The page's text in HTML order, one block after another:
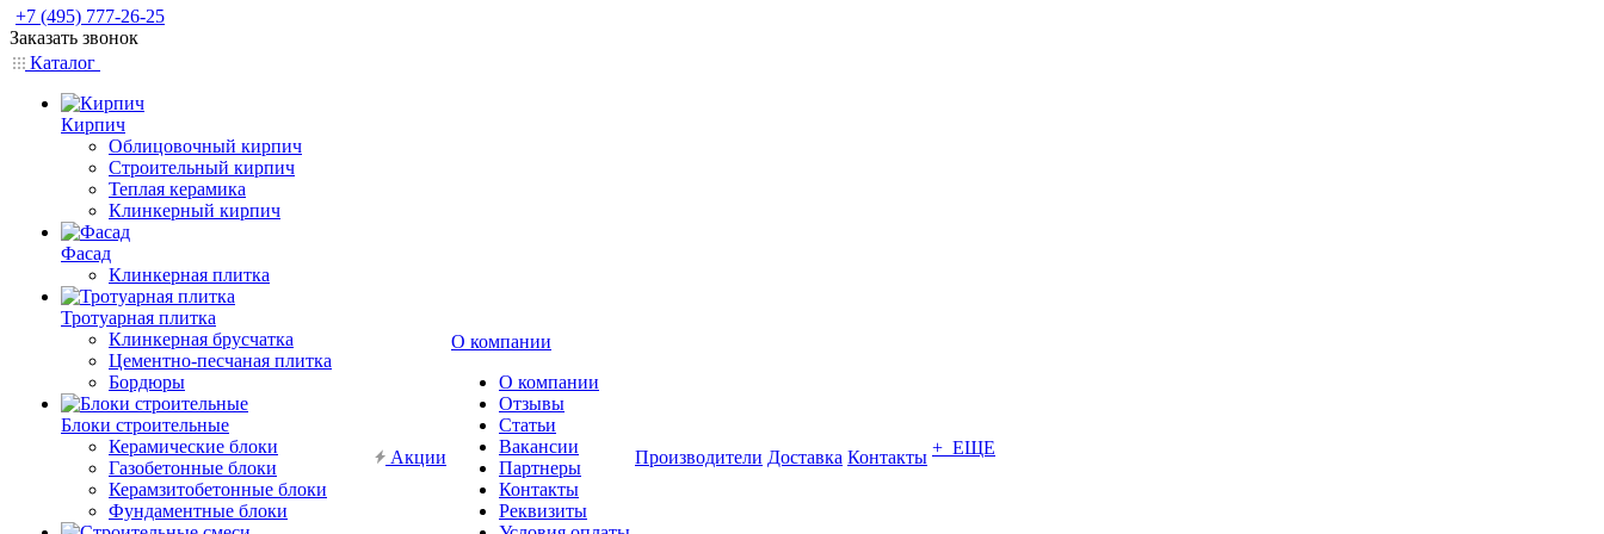
+7 (495) 777-26-25
Заказать звонок
Каталог
Кирпич
Облицовочный кирпич
Строительный кирпич
Теплая керамика
Клинкерный кирпич
Фасад
Клинкерная плитка
Тротуарная плитка
Клинкерная брусчатка
Цементно-песчаная плитка
Бордюры
Блоки строительные
Керамические блоки
Газобетонные блоки
Керамзитобетонные блоки
Фундаментные блоки
Акции
О компании
О компании
Отзывы
Статьи
Вакансии
Партнеры
Контакты
Реквизиты
Производители Доставка Контакты + ЕЩЕ